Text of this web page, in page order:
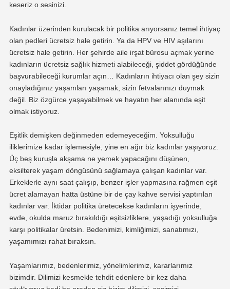
keseriz o sesinizi.
Kadınlar üzerinden kurulacak bir politika arıyorsanız temel ihtiyaç
olan pedleri ücretsiz hale getirin. Ya da HPV ve HIV aşılarını
ücretsiz hale getirin. Her şehirde aile irşat bürosu açmak yerine
kadınların ücretsiz sağlık hizmeti alabileceği, şiddet gördüğünde
başvurabileceği kurumlar açın… Kadınların ihtiyacı olan şey sizin
onayladığınız yaşamları yaşamak, sizin fetvalarınızı duymak
değil. Biz özgürce yaşayabilmek ve hayatın her alanında eşit
olmak istiyoruz.
Eşitlik demişken değinmeden edemeyeceğim. Yoksulluğu
iliklerimize kadar işlemesiyle, yine en ağır biz kadınlar yaşıyoruz.
Üç beş kuruşla akşama ne yemek yapacağını düşünen,
eksilterek yaşam döngüsünü sağlamaya çalışan kadınlar var.
Erkeklerle aynı saat çalışıp, benzer işler yapmasına rağmen eşit
ücret alamayan hatta üstüne bir de çay kahve servisi yaptırılan
kadınlar var. İktidar politika üretecekse kadınların işyerinde,
evde, okulda maruz bırakıldığı eşitsizliklere, yaşadığı yoksulluğa
karşı politikalar üretsin. Bedenimizi, kimliğimizi, sanatımızı,
yaşamımızı rahat bıraksın.
Yaşamlarımız, bedenlerimiz, yönelimlerimiz, kararlarımız
bizimdir. Dilimizi kesmekle tehdit edenlere bir kez daha